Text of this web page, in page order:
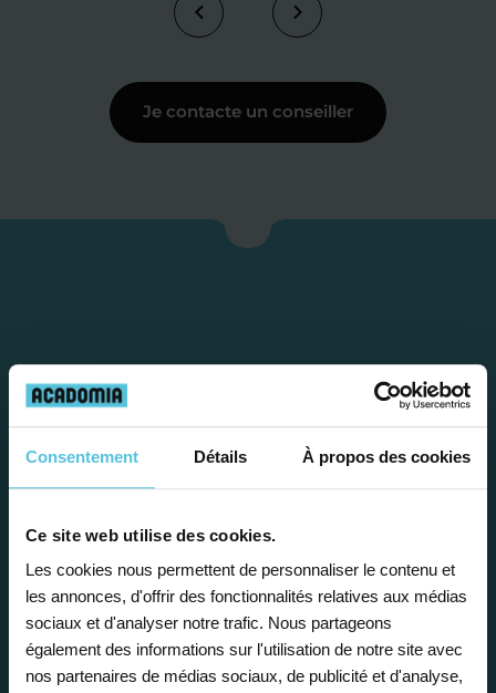
Consentement Détails À propos des cookies
Ce site web utilise des cookies.
Les cookies nous permettent de personnaliser le contenu et
les annonces, d'offrir des fonctionnalités relatives aux médias
sociaux et d'analyser notre trafic. Nous partageons
également des informations sur l'utilisation de notre site avec
nos partenaires de médias sociaux, de publicité et d'analyse,
Je contacte un conseiller
Étape 1
Je vous propose un
bilan personnalisé
Gratuite et sans engagement, une